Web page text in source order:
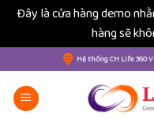
Đây là cửa hàng demo
hàng sẽ
qua
nội
dung
Hệ thống CH Life 360